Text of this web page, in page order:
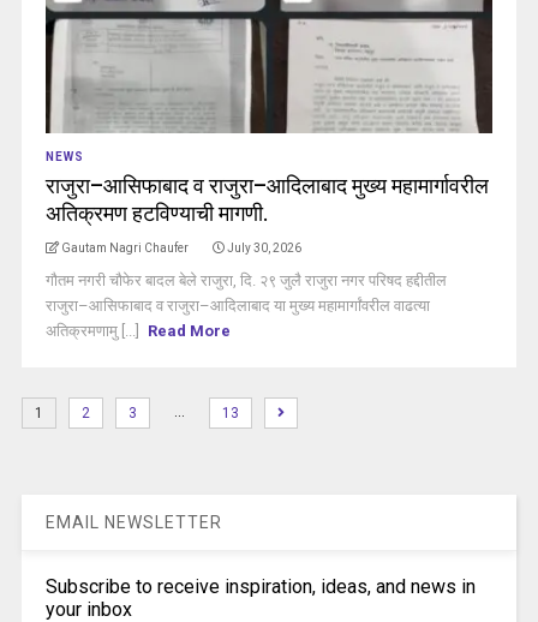
NEWS
राजुरा–आसिफाबाद व राजुरा–आदिलाबाद मुख्य महामार्गावरील
अतिक्रमण हटविण्याची मागणी.
Gautam Nagri Chaufer July 30, 2026
गौतम नगरी चौफेर बादल बेले राजुरा, दि. २९ जुलै राजुरा नगर परिषद हद्दीतील
राजुरा–आसिफाबाद व राजुरा–आदिलाबाद या मुख्य महामार्गांवरील वाढत्या
अतिक्रमणामु [...]
Read More
1 2 3 … 13
EMAIL NEWSLETTER
Subscribe to receive inspiration, ideas, and news in
your inbox